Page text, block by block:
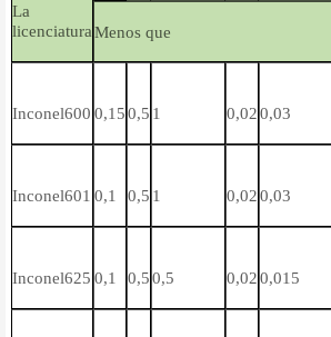
La
licenciatura Menos que
Inconel600 0,15 0,5 1 0,02 0,03
Inconel601 0,1 0,5 1 0,02 0,03
Inconel625 0,1 0,5 0,5 0,02 0,015